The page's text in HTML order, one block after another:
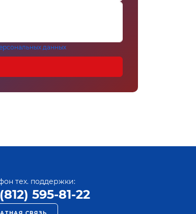
данных
тех. поддержки:
595-81-22